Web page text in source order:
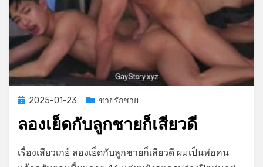
Posted
2025-01-23 ชายรักชาย
ลองเย็ดกับลูกชายก็เสียวดี
GayStory
Leave a comment
on
เรื่องเสียวเกย์ ลองเย็ดกับลูกชายก็เสียวดี ผมเป็นพ่อคน